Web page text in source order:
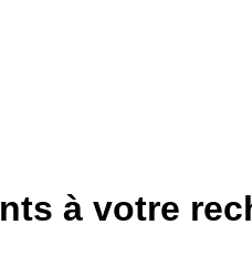
à votre